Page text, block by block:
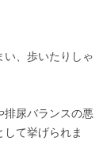
、歩いたりしゃ
尿バランスの悪
て挙げられま